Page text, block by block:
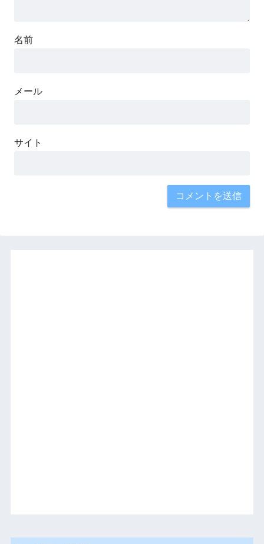
名前
メール
サイト